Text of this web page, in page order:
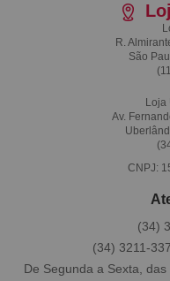
R.
São
Loja
Av.
CNPJ:
(34) 3211-
(34)
De Segunda a Sexta,